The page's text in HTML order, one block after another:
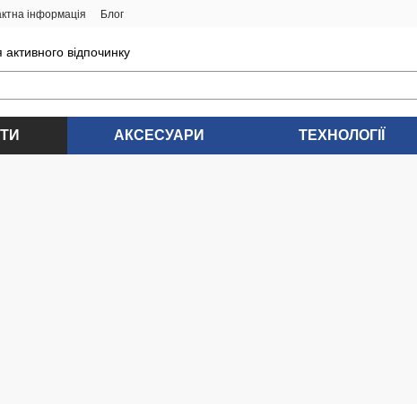
інформація Блог
відпочинку
АКСЕСУАРИ ТЕХНОЛОГІЇ